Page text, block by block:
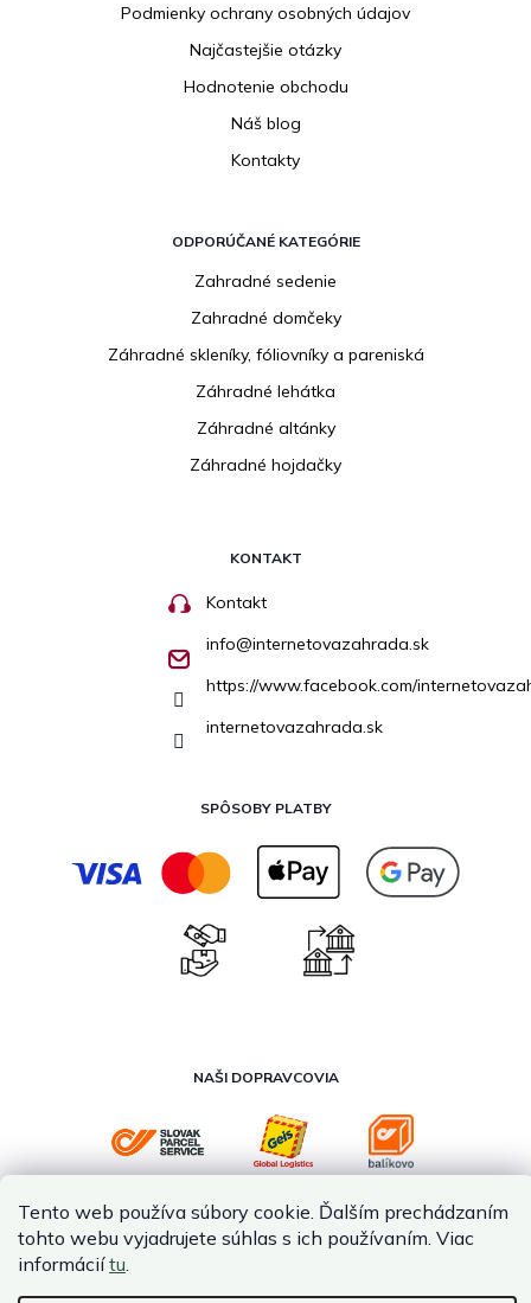
Tento web používa súbory cookie. Ďalším prechádzaním
tohto webu vyjadrujete súhlas s ich používaním. Viac
informáciítu.
Podmienky ochrany osobných údajov
Najčastejšie otázky
Hodnotenie obchodu
Náš blog
Kontakty
ODPORÚČANÉ KATEGÓRIE
Zahradné sedenie
Zahradné domčeky
Záhradné skleníky, fóliovníky a pareniská
Záhradné lehátka
Záhradné altánky
Záhradné hojdačky
KONTAKT
Kontakt
info@internetovazahrada.sk
https://www.facebook.com/
internetovazahrada.sk
SPÔSOBY PLATBY
NAŠI DOPRAVCOVIA